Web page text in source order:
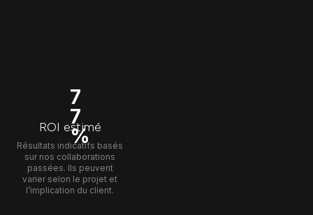
7
7
%
ROI estimé
Résultats indicatifs basés
sur nos collaborations
passées. Ils peuvent
varier selon le projet et
l’implication du client.